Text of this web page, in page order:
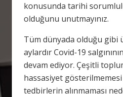
konusunda tarihi
olduğunu unutmayınız.
Tüm dünyada olduğu gibi
aylardır Covid-19
devam ediyor. Çeşitli
hassasiyet
tedbirlerin alınmaması